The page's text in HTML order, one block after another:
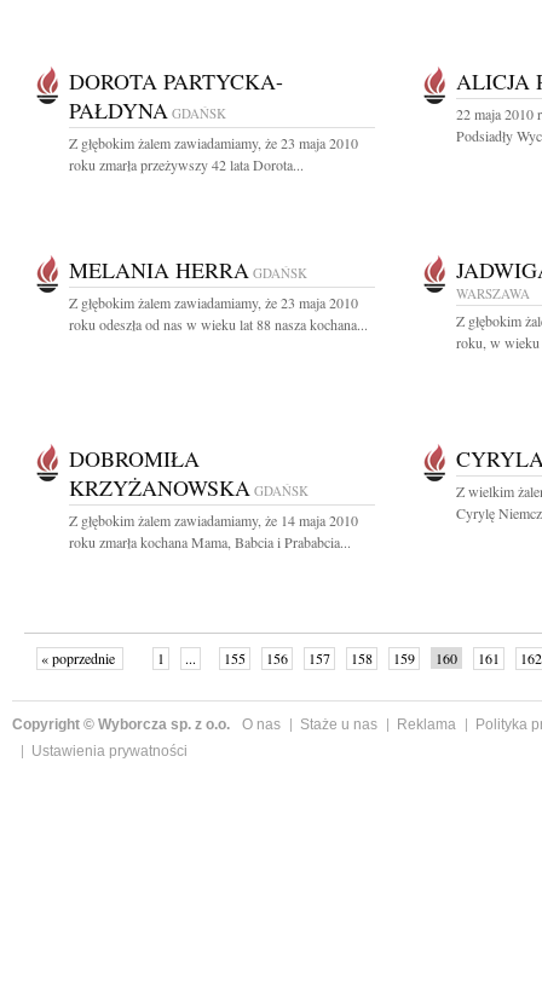
DOROTA PARTYCKA-
PAŁDYNA GDAŃSK
Z głębokim żalem zawiadamiamy, że 23 maja 2010
roku zmarła przeżywszy 42 lata Dorota...
ALICJA
22 maja 2010
Podsiadły
MELANIA HERRA GDAŃSK
Z głębokim żalem zawiadamiamy, że 23 maja 2010
roku odeszła od nas w wieku lat 88 nasza kochana...
WARSZAWA
Z głębokim
roku, w wieku
DOBROMIŁA
KRZYŻANOWSKA GDAŃSK
Z głębokim żalem zawiadamiamy, że 14 maja 2010
roku zmarła kochana Mama, Babcia i Prababcia...
Z wielkim
Cyrylę
« poprzednie 1 ... 155 156 157 158 159 160 161
162
Copyright © Wyborcza sp. z o.o. O nas Staże u nas Reklama
Polityka
Ustawienia prywatności